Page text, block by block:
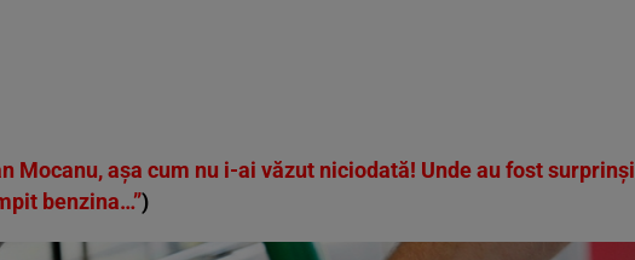
Mocanu, așa cum nu i-ai văzut niciodată! Unde au fost surprinși
benzina…”)